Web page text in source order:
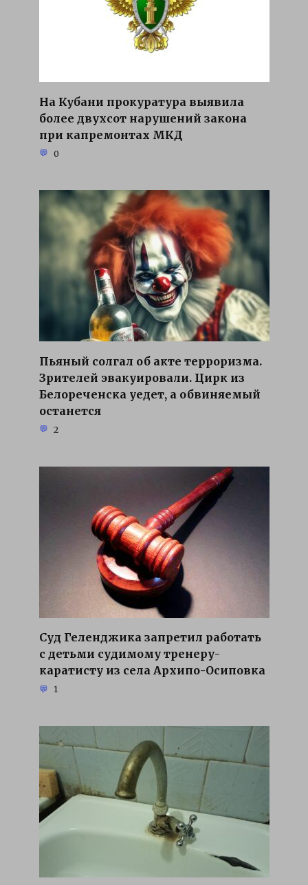
На Кубани прокуратура выявила
более двухсот нарушений закона
при капремонтах МКД
0
Пьяный солгал об акте терроризма.
Зрителей эвакуировали. Цирк из
Белореченска уедет, а обвиняемый
останется
2
Суд Геленджика запретил работать
с детьми судимому тренеру-
каратисту из села Архипо-Осиповка
1